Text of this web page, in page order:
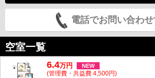
電話でお問い合わ
空室一覧
6.4万円 NEW
(管理費・共益費 4,500円)